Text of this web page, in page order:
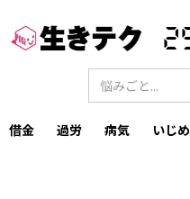
借金 過労 病気 いじめ